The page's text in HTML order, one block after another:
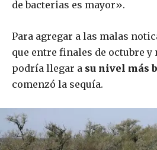
de bacterias es mayor».
Para agregar a las malas
que entre finales de octubre y
podría llegar a su nivel más
comenzó la sequía.